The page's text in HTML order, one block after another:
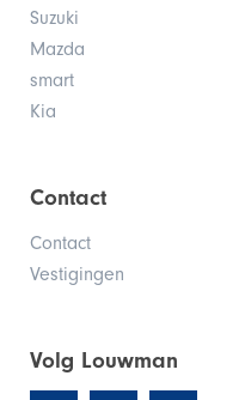
Suzuki
Mazda
smart
Kia
Contact
Contact
Vestigingen
Volg Louwman